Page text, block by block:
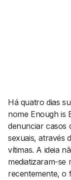
Contactos
EMAIL
WHATSAPP
+351 912 127 577
Há quatro dias
nome Enough is
denunciar casos
sexuais, através
vítimas. A ideia
mediatizaram-se
recentemente, o